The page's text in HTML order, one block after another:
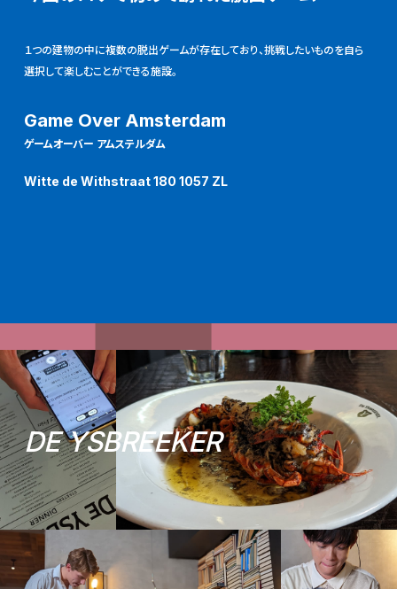
１つの建物の中に複数の脱出ゲームが存在しており、挑戦したいものを自ら
選択して楽しむことができる施設。
Game Over Amsterdam
ゲームオーバー アムステルダム
Witte de Withstraat 180 1057 ZL
DEYSBREEKER